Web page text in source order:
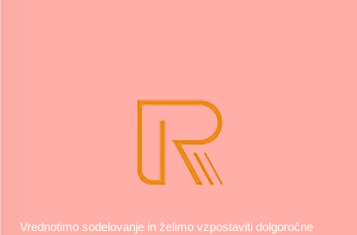
Vrednotimo sodelovanje in želimo vzpostaviti dolgoročne